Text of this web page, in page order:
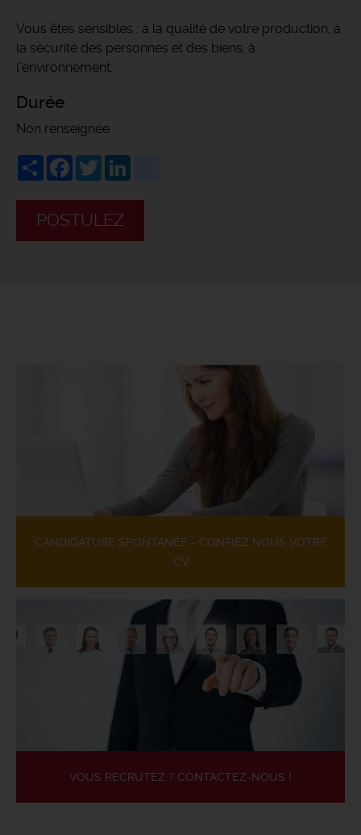
Vous êtes sensibles : à la qualité de votre production, à
la sécurité des personnes et des biens, à
l’environnement.
Durée
Non renseignée
ShareFacebook
Twitter
POSTULEZ
CANDIDATURE SPONTANÉE - CONFIEZ NOUS VOTRE
CV
VOUS RECRUTEZ ? CONTACTEZ-NOUS !